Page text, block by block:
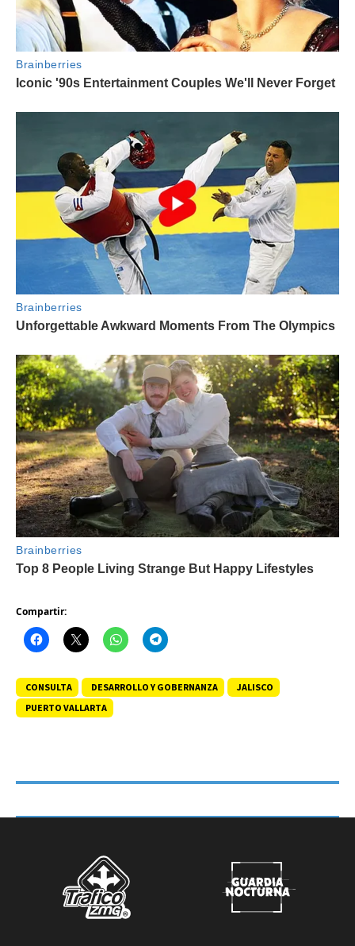
Compartir:
CONSULTA DESARROLLO Y GOBERNANZA
JALISCO
PUERTO VALLARTA